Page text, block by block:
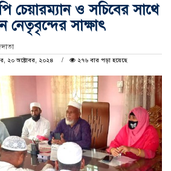
চেয়ারম্যান ও সচিবের সাথে
সাক্ষাৎ
২০ অক্টোবর, ২০২৪
২৭৬ বার পড়া হয়েছে